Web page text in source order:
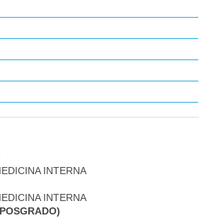
INTERNA
INTERNA